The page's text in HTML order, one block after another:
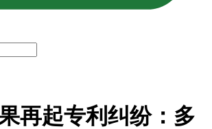
再起专利纠纷：多